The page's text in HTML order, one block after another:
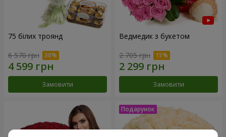
75 білих троянд
6 570 грн
Замовити
Ведмедик з букетом
2 705 грн
Замовити